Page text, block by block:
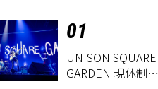
01
UNISON SQUARE
GARDEN 現体制ラ